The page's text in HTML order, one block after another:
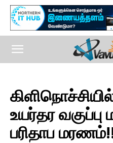
உயர்தர
பரிதாப